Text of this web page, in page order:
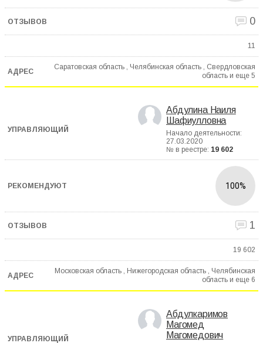
0
11
Саратовская область , Челябинская область , Свердловская
область и еще 5
Абдулина Наиля
Шафиулловна
Начало деятельности:
27.03.2020
№ в реестре: 19 602
100%
1
19 602
Московская область , Нижегородская область , Челябинская
область и еще 6
Абдулкаримов
Магомед
Магомедович